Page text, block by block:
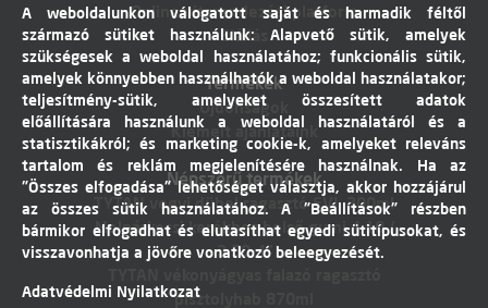
Online vitarendezési platform
Elállás
Termékek
Újdonságok
Kiemelt ajánlataink
Népszerű termékek
TYTAN vegyi dübel ragasztó EVI. 300ml
Molnárkocsi kerékhez belső gumi 4,10 /
3,50-4"
pisztolyhab 870ml
A weboldalunkon válogatott saját és harmadik féltől
származó sütiket használunk: Alapvető sütik, amelyek
szükségesek a weboldal használatához; funkcionális sütik,
amelyek könnyebben használhatók a weboldal használatakor;
teljesítmény-sütik, amelyeket összesített adatok
előállítására használunk a weboldal használatáról és a
statisztikákról; és marketing cookie-k, amelyeket releváns
tartalom és reklám megjelenítésére használnak. Ha az
"Összes elfogadása" lehetőséget választja, akkor hozzájárul
az összes sütik használatához. A "Beállítások" részben
bármikor elfogadhat és elutasíthat egyedi sütitípusokat, és
visszavonhatja a jövőre vonatkozó beleegyezését.
Adatvédelmi Nyilatkozat